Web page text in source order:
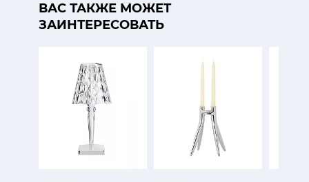
ВАС ТАКЖЕ МОЖЕТ
ЗАИНТЕРЕСОВАТЬ